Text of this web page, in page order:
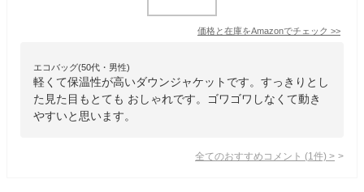
価格と在庫をAmazonでチェック >>
エコバッグ(50代・男性)
軽くて保温性が高いダウンジャケットです。すっきりとし
た見た目もとても おしゃれです。ゴワゴワしなくて動き
やすいと思います。
全てのおすすめコメント (1 件) >